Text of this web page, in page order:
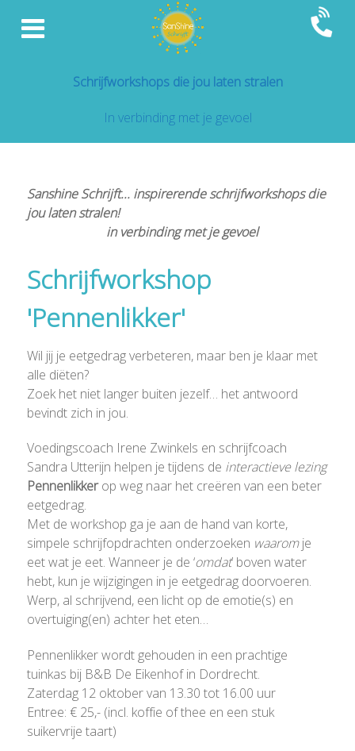
Schrijfworkshops die jou laten stralen
In verbinding met je gevoel
Sanshine Schrijft... inspirerende schrijfworkshops die
jou laten stralen!
in verbinding met je gevoel
Schrijfworkshop
'Pennenlikker'
Wil jij je eetgedrag verbeteren, maar ben je klaar met
alle diëten?
Zoek het niet langer buiten jezelf… het antwoord
bevindt zich in jou.
Voedingscoach Irene Zwinkels en schrijfcoach
Sandra Utterijn helpen je tijdens de interactieve lezing
Pennenlikkerop weg naar het creëren van een beter
eetgedrag.
Met de workshop ga je aan de hand van korte,
simpele schrijfopdrachten onderzoeken waaromje
eet wat je eet. Wanneer je de ‘omdat’ boven water
hebt, kun je wijzigingen in je eetgedrag doorvoeren.
Werp, al schrijvend, een licht op de emotie(s) en
overtuiging(en) achter het eten…
Pennenlikker wordt gehouden in een prachtige
tuinkas bij B&B De Eikenhof in Dordrecht.
Zaterdag 12 oktober van 13.30 tot 16.00 uur
Entree: € 25,- (incl. koffie of thee en een stuk
suikervrije taart)